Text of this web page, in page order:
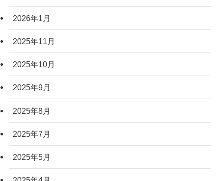
2026年1月
2025年11月
2025年10月
2025年9月
2025年8月
2025年7月
2025年5月